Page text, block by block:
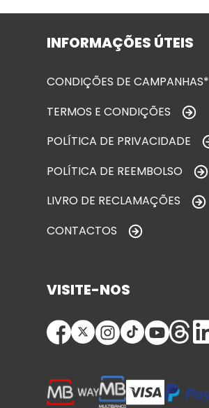
INFORMAÇÕES ÚTEIS
CONDIÇÕES DE CAMPANHAS*
TERMOS E CONDIÇÕES
POLÍTICA DE PRIVACIDADE
POLÍTICA DE REEMBOLSO
LIVRO DE RECLAMAÇÕES
CONTACTOS
VISITE-NOS